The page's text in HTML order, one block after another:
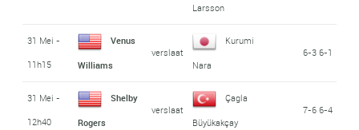
Larsson
31 Mei -
11h15
Venus
Williams
verslaat
Kurumi
Nara
6-3 6-1
31 Mei -
12h40
Shelby
Rogers
verslaat
Çagla
Büyükakçay
7-6 6-4